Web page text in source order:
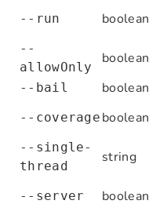
--run boolean
--
allowOnly
boolean
--bail boolean
--coverage boolean
--single-
thread
string
--server boolean